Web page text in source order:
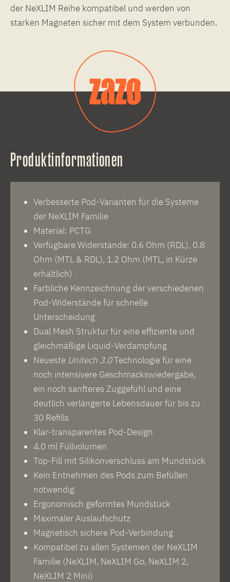
der NeXLIM Reihe kompatibel und werden von
starken Magneten sicher mit dem System verbunden.
Produktinformationen
Verbesserte Pod-Varianten für die Systeme
der NeXLIM Familie
Material: PCTG
Verfügbare Widerstände: 0.6 Ohm (RDL), 0.8
Ohm (MTL & RDL), 1.2 Ohm (MTL, in Kürze
erhältlich)
Farbliche Kennzeichnung der verschiedenen
Pod-Widerstände für schnelle
Unterscheidung
Dual Mesh Struktur für eine effiziente und
gleichmäßige Liquid-Verdampfung
Neueste Unitech 3.0Technologie für eine
noch intensivere Geschmackswiedergabe,
ein noch sanfteres Zuggefühl und eine
deutlich verlängerte Lebensdauer für bis zu
30 Refills
Klar-transparentes Pod-Design
4.0 ml Füllvolumen
Top-Fill mit Silikonverschluss am Mundstück
Kein Entnehmen des Pods zum Befüllen
notwendig
Ergonomisch geformtes Mundstück
Maximaler Auslaufschutz
Magnetisch sichere Pod-Verbindung
Kompatibel zu allen Systemen der NeXLIM
Familie (NeXLIM, NeXLIM Go, NeXLIM 2,
NeXLIM 2 Mini)